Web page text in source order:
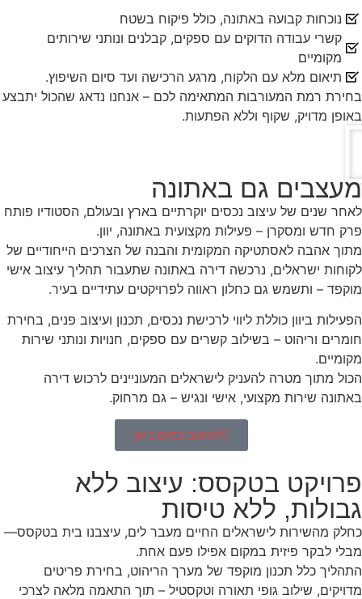
נוכחות קבועה באתונה, כולל פיקוח בשטח
קשרי עבודה הדוקים עם ספקים, קבלנים ונותני שירותים
מקומיים
תיאום מלא עם הלקוח, מרגע הרכישה ועד סיום השיפוץ.
בחירת רמת המעורבות המתאימה לכם – אנחנו נדאג שהכול יתבצע
באופן מדויק, שקוף וללא הפתעות.
מעצבים גם באתונה
לאחר שנים של עיצוב נכסים יוקרתיים בארץ ובעולם, הסטודיו פותח
פרק חדש ומסקרן – פעילות מקצועית באתונה, יוון.
מתוך אהבה לאסתטיקה המקומית והבנה של הצרכים הייחודיים של
לקוחות ישראלים, נרכשה דירה באתונה שתעבור תהליך עיצוב אישי
מוקפד – ותשמש גם כחלון ראווה לפרויקטים עתידיים בעיר.
הפעילות ביוון כוללת ליווי לרכישת נכסים, תכנון ועיצוב פנים, בחירת
חומרים וריהוט – בשילוב קשרים עם ספקים, חנויות ונותני שירות
מקומיים.
הכול מתוך מטרה להעניק לישראלים המעוניינים לרכוש דירה
באתונה שירות מקצועי, אישי ונגיש – גם מרחוק.
לעיצוב בתים ביוון
פרויקט בטקסס: עיצוב ללא
גבולות, ללא טיסות
כחלק מהשירות לישראלים החיים מעבר לים, עיצבנו בית בטקסס—
מבלי לבקר פיזית במקום אפילו פעם אחת.
התהליך כלל תכנון מוקפד של מערך הריהוט, בחירת פריטים
מדויקים, שילוב גופי תאורה וטקסטיל – תוך התאמה מלאה לצרכי